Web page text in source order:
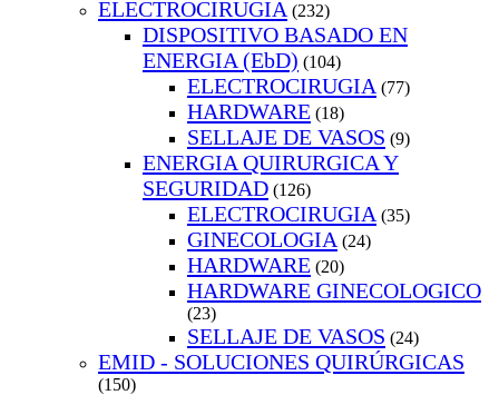
ELECTROCIRUGIA (232)
DISPOSITIVO BASADO EN
ENERGIA (EbD) (104)
ELECTROCIRUGIA (77)
HARDWARE (18)
SELLAJE DE VASOS (9)
ENERGIA QUIRURGICA Y
SEGURIDAD (126)
ELECTROCIRUGIA (35)
GINECOLOGIA (24)
HARDWARE (20)
HARDWARE GINECOLOGICO
(23)
SELLAJE DE VASOS (24)
EMID - SOLUCIONES QUIRÚRGICAS
(150)